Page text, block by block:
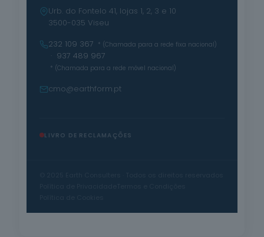
Urb. do Fontelo 41, lojas 1, 2, 3 e 10
3500-035 Viseu
232 109 367
* (Chamada para a rede fixa nacional)
· 937 489 967
* (Chamada para a rede móvel nacional)
cmo@earthform.pt
LIVRO DE RECLAMAÇÕES